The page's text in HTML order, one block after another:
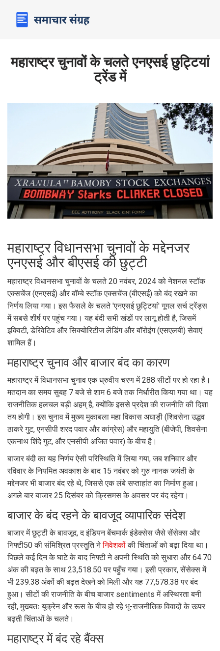
महाराष्ट्र चुनावों के चलते एनएसई छुट्टियां
ट्रेंड में
महाराष्ट्र विधानसभा चुनावों के मद्देनजर
एनएसई और बीएसई की छुट्टी
महाराष्ट्र विधानसभा चुनावों के चलते 20 नवंबर, 2024 को नेशनल स्टॉक
एक्सचेंज (एनएसई) और बॉम्बे स्टॉक एक्सचेंज (बीएसई) को बंद रखने का
निर्णय लिया गया। इस फैसले के चलते 'एनएसई छुट्टियां' गूगल सर्च ट्रेंड्स
में सबसे शीर्ष पर पहुंच गया। यह बंदी सभी खंडों पर लागू होती है, जिसमें
इक्विटी, डेरिवेटिव और सिक्योरिटीज लेंडिंग और बॉरोइंग (एसएलबी) सेवाएं
शामिल हैं।
महाराष्ट्र चुनाव और बाजार बंद का कारण
महाराष्ट्र में विधानसभा चुनाव एक ध्रुवीय चरण में 288 सीटों पर हो रहा है।
मतदान का समय सुबह 7 बजे से शाम 6 बजे तक निर्धारीत किया गया था। यह
राजनीतिक हलचल बड़ी अहम् है, क्योंकि इससे प्रदेश की राजनीति की दिशा
तय होगी। इस चुनाव में मुख्य मुकाबला महा विकास अघाड़ी (शिवसेना उद्धव
ठाकरे गुट, एनसीपी शरद पवार और कांग्रेस) और महायुति (बीजेपी, शिवसेना
एकनाथ शिंदे गुट, और एनसीपी अजित पवार) के बीच है।
बाजार बंदी का यह निर्णय ऐसी परिस्थिति में लिया गया, जब शनिवार और
रविवार के नियमित अवकाश के बाद 15 नवंबर को गुरु नानक जयंती के
मद्देनजर भी बाजार बंद रहे थे, जिससे एक लंबे सप्ताहांत का निर्माण हुआ।
अगले बार बाजार 25 दिसंबर को क्रिसमस के अवसर पर बंद रहेगा।
बाजार के बंद रहने के बावजूद व्यापारिक संदेश
बाजार में छुट्टी के बावजूद, द इंडियन बेंचमार्क इंडेक्सेस जैसे सेंसेक्स और
निफ्टी50 की संमिश्रित प्रस्तुति नेनिवेशकों की चिंताओं को बढ़ा दिया था।
पिछले कई दिन के घाटे के बाद निफ्टी ने अपनी स्थिति को सुधारा और 64.70
अंक की बढ़त के साथ 23,518.50 पर पहुँच गया। इसी प्रकार, सेंसेक्स में
भी 239.38 अंकों की बढ़त देखने को मिली और यह 77,578.38 पर बंद
हुआ। सीटों की राजनीति के बीच बाजार sentiments में अस्थिरता बनी
रही, मुख्यतः यूक्रेन और रूस के बीच हो रहे भू-राजनीतिक विवादों के ऊपर
बढ़ती चिंताओं के चलते।
महाराष्ट्र में बंद रहे बैंक्स